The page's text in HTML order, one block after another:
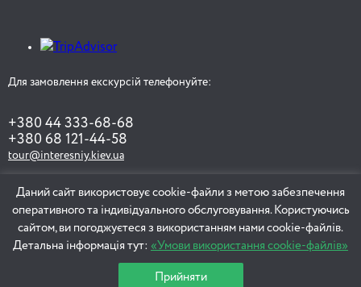
Для замовлення екскурсій телефонуйте:
+380 44 333-68-68
+380 68 121-44-58
tour@interesniy.kiev.ua
ЗАМОВИТИ ЕКСКУРСІЮ
Даний сайт використовує cookie-файли з метою забезпечення
оперативного та індивідуального обслуговування. Користуючись
сайтом, ви погоджуєтеся з використанням нами cookie-файлів.
Детальна інформація тут: «Умови використання cookie-файлів»
Прийняти